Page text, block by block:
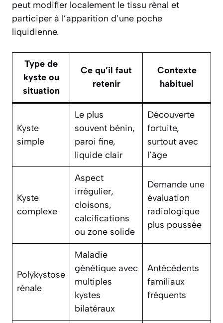
peut modifier localement le tissu rénal et
participer à l’apparition d’une poche
liquidienne.
Type de
kyste ou
situation
Ce qu’il faut
retenir
Contexte
habituel
Kyste
simple
Le plus
souvent bénin,
paroi fine,
liquide clair
Découverte
fortuite,
surtout avec
l’âge
Kyste
complexe
Aspect
irrégulier,
cloisons,
calcifications
ou zone solide
Demande une
évaluation
radiologique
plus poussée
Polykystose
rénale
Maladie
génétique avec
multiples
kystes
bilatéraux
Antécédents
familiaux
fréquents